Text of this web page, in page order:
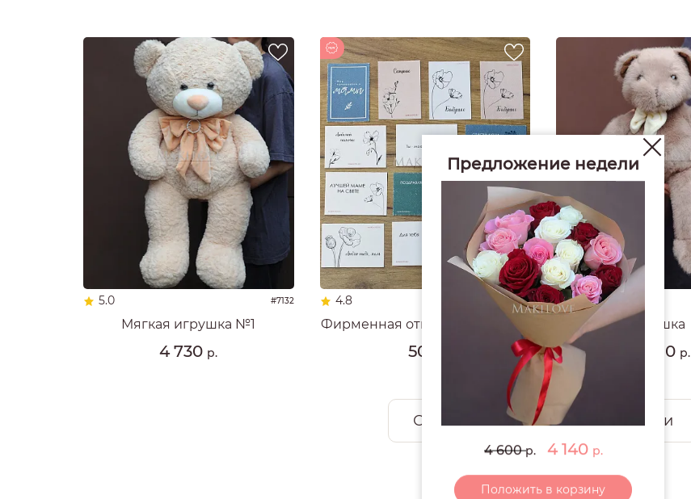
5.0 #7132
Мягкая игрушка №1
4 730 р.
Новинка
4.8 #1779
Фирменная открытка Makilove
50
4.8
Мишка
3 680 р.
Смотреть все открытки и игрушки
Предложение недели
4 600р. 4 140 р.
Положить в корзину